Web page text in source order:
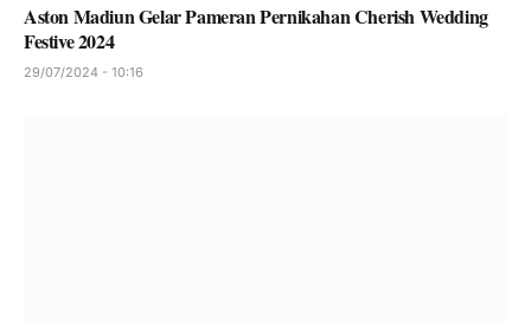
Aston Madiun Gelar Pameran Pernikahan Cherish Wedding
Festive 2024
29/07/2024 - 10:16